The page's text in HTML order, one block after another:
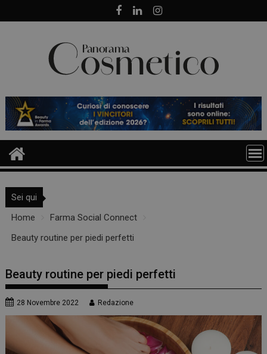
to
Sei qui
Home
Farma Social Connect
Beauty routine per piedi perfetti
Beauty routine per piedi perfetti
28 Novembre 2022 Redazione